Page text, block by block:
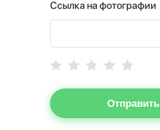
Ссылка на фотографии
Отправить